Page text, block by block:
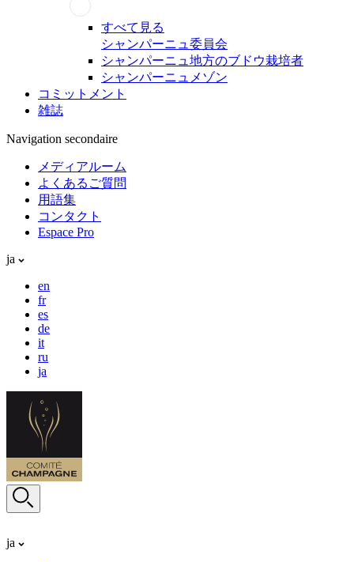
すべて見る
シャンパーニュ委員会
シャンパーニュ地方のブドウ栽培者
シャンパーニュメゾン
コミットメント
雑誌
Navigation secondaire
メディアルーム
よくあるご質問
用語集
コンタクト
Espace Pro
ja
en
fr
es
de
it
ru
ja
ja